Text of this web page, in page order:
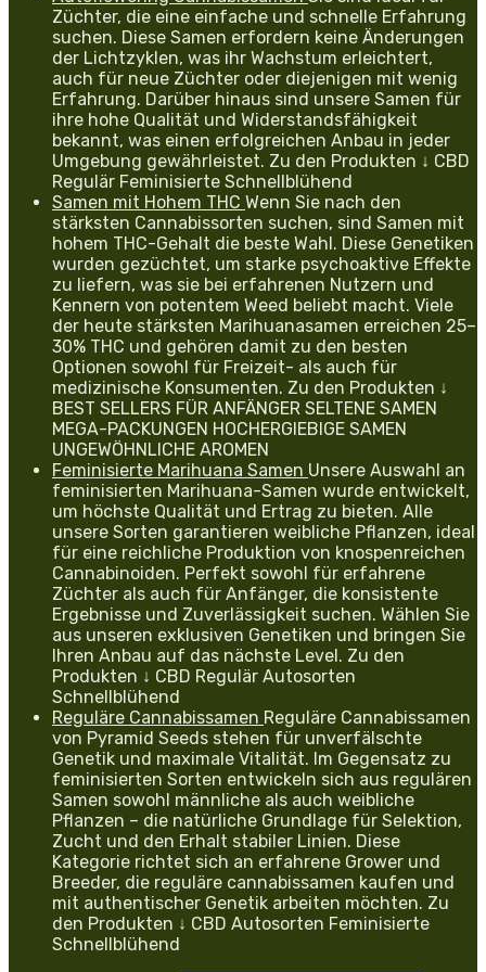
Züchter, die eine einfache und schnelle Erfahrung
suchen. Diese Samen erfordern keine Änderungen
der Lichtzyklen, was ihr Wachstum erleichtert,
auch für neue Züchter oder diejenigen mit wenig
Erfahrung. Darüber hinaus sind unsere Samen für
ihre hohe Qualität und Widerstandsfähigkeit
bekannt, was einen erfolgreichen Anbau in jeder
Umgebung gewährleistet. Zu den Produkten ↓ CBD
Regulär Feminisierte Schnellblühend
Samen mit Hohem THC Wenn Sie nach den
stärksten Cannabissorten suchen, sind Samen mit
hohem THC-Gehalt die beste Wahl. Diese Genetiken
wurden gezüchtet, um starke psychoaktive Effekte
zu liefern, was sie bei erfahrenen Nutzern und
Kennern von potentem Weed beliebt macht. Viele
der heute stärksten Marihuanasamen erreichen 25–
30% THC und gehören damit zu den besten
Optionen sowohl für Freizeit- als auch für
medizinische Konsumenten. Zu den Produkten ↓
BEST SELLERS FÜR ANFÄNGER SELTENE SAMEN
MEGA-PACKUNGEN HOCHERGIEBIGE SAMEN
UNGEWÖHNLICHE AROMEN
Feminisierte Marihuana Samen Unsere Auswahl an
feminisierten Marihuana-Samen wurde entwickelt,
um höchste Qualität und Ertrag zu bieten. Alle
unsere Sorten garantieren weibliche Pflanzen, ideal
für eine reichliche Produktion von knospenreichen
Cannabinoiden. Perfekt sowohl für erfahrene
Züchter als auch für Anfänger, die konsistente
Ergebnisse und Zuverlässigkeit suchen. Wählen Sie
aus unseren exklusiven Genetiken und bringen Sie
Ihren Anbau auf das nächste Level. Zu den
Produkten ↓ CBD Regulär Autosorten
Schnellblühend
Reguläre Cannabissamen Reguläre Cannabissamen
von Pyramid Seeds stehen für unverfälschte
Genetik und maximale Vitalität. Im Gegensatz zu
feminisierten Sorten entwickeln sich aus regulären
Samen sowohl männliche als auch weibliche
Pflanzen – die natürliche Grundlage für Selektion,
Zucht und den Erhalt stabiler Linien. Diese
Kategorie richtet sich an erfahrene Grower und
Breeder, die reguläre cannabissamen kaufen und
mit authentischer Genetik arbeiten möchten. Zu
den Produkten ↓ CBD Autosorten Feminisierte
Schnellblühend